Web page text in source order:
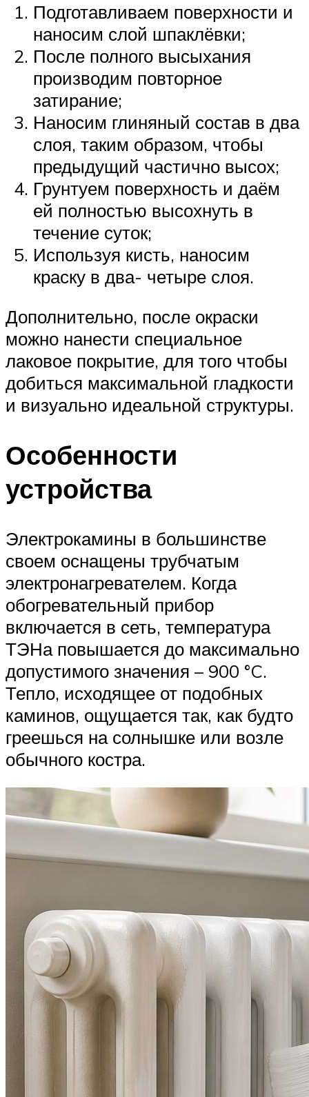
Подготавливаем поверхности и
наносим слой шпаклёвки;
После полного высыхания
производим повторное
затирание;
Наносим глиняный состав в два
слоя, таким образом, чтобы
предыдущий частично высох;
Грунтуем поверхность и даём
ей полностью высохнуть в
течение суток;
Используя кисть, наносим
краску в два- четыре слоя.
Дополнительно, после окраски
можно нанести специальное
лаковое покрытие, для того чтобы
добиться максимальной гладкости
и визуально идеальной структуры.
Особенности
устройства
Электрокамины в большинстве
своем оснащены трубчатым
электронагревателем. Когда
обогревательный прибор
включается в сеть, температура
ТЭНа повышается до максимально
допустимого значения – 900 °C.
Тепло, исходящее от подобных
каминов, ощущается так, как будто
греешься на солнышке или возле
обычного костра.